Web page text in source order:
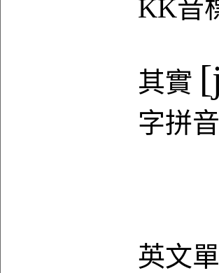
KK音
其實
字拼
英文